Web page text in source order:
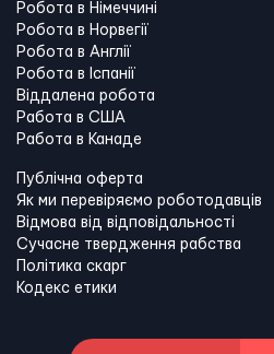
Робота в Німеччині
Робота в Норвегії
Робота в Англії
Робота в Іспанії
Віддалена робота
Работа в США
Работа в Канадe
Публічна оферта
Як ми перевіряємо роботодавців
Відмова від відповідальності
Сучасне твердження рабства
Політика скарг
Кодекс етики